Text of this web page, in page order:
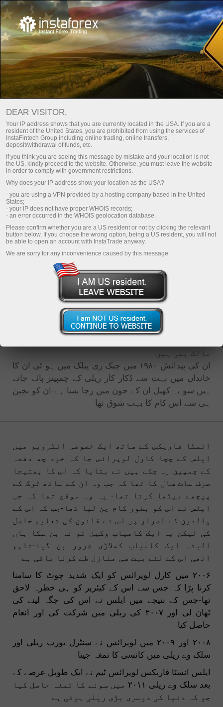
لوپرائس اور انسٹا فاریکس:
روایات،ترقی،لیڈر شپ
Open trading account
Open demo account
ایلس لوپرائس انسٹا فاریکس لوپرائس ٹیم کا
مینجراور لیڈر ہے-یہ ایک گاڑیاں بنانے والی
مالک بھی ہیں
ان کی پیدائش ۱۹۸۰ میں چیک ری پبلک میں ہو ئی ان کا
خاندان میں بہت سے ڈکار کار ریلی کے چمپینز پائے جاتے
ہیں سو یہ کھیل ان کے خون میں رچا بسا ہے-ان کو بچپن
ہی سے اس کام کا بہت شوق تھا
انسٹا فاریکس کے ساتھ ایک خصوصی انٹرویو میں
ایلس کے چچا کارل لوپرائس جا کہ خود چھ دفعہ
کے چمپین رہ چکے ہیں نے بتایا کہ اس کا بھتیجا
صرف سات سال کا تھا کہ جب وہ ان کے ساتھ ٹرک کے
پیچھے بیٹھا کرتا تھا- یہ وہ موقع تھا کہ جب
ایلس نے اس کو بطور کام چن لیا تھا-جب کہ اس کے
والدین کے اصرار پر اس نے قانون کی تعلیم حاصل
کی لیکن یہ ایک کامیاب وکیل تو نہ بن سکا ہاں
البتہ ایک کامیاب کھلاڑی ضرور بن گیا-تاہم
انھی اس کے لئے بہت سی منازل طے کرنا باقی ہے
۲۰۰۶ میں کارل لوپرائس کو ایک شدید چوٹ کا سامنا
کرنا پڑا کہ جس سے اس کے کیئریر کو ہی خطرہ لاحق
تھا-جس کے نتیجے میں ایلس نے اس کی جگہ لینے کی
ٹھان لی اور ۲۰۰۷ کی ریلی میں شرکت کی اور انعام
حاصل کیا
۲۰۰۸ اور ۲۰۰۹ میں لوپرائس نے سنٹرل یورپ ریلی اور
سلک وے ریلی میں کانسی کا تمغہ جیتا
ایلس انسٹا فاریکس لوپرائس ٹیم نے ایک طویل عرصے کے
بعد سلک وے ریلی ۲۰۱۱ میں سونے کا تمغہ حاصل کیا
جو کہ دنیا کی دوسری بڑی ریلی ہوتی ہے
DEAR VISITOR,
Your IP address shows that you are currently located in the USA. If you are a
resident of the United States, you are prohibited from using the services of
InstaFintech Group including online trading, online transfers,
deposit/withdrawal of funds, etc.
If you think you are seeing this message by mistake and your location is not
the US, kindly proceed to the website. Otherwise, you must leave the website
in order to comply with government restrictions.
Why does your IP address show your location as the USA?
- you are using a VPN provided by a hosting company based in the United
States;
- your IP does not have proper WHOIS records;
- an error occurred in the WHOIS geolocation database.
Please confirm whether you are a US resident or not by clicking the relevant
button below. If you choose the wrong option, being a US resident, you will not
be able to open an account with InstaTrade anyway.
We are sorry for any inconvenience caused by this message.